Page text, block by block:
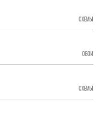
СХЕМЫ
ОБОИ
СХЕМЫ